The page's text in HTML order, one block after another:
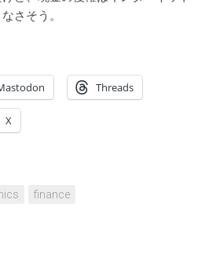
さそう。
Threads
X
finance